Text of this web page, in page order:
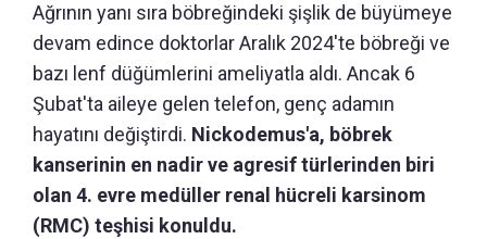
Ağrının yanı sıra böbreğindeki şişlik de büyümeye
devam edince doktorlar Aralık 2024'te böbreği ve
bazı lenf düğümlerini ameliyatla aldı. Ancak 6
Şubat'ta aileye gelen telefon, genç adamın
hayatını değiştirdi. Nickodemus'a, böbrek
kanserinin en nadir ve agresif türlerinden biri
olan 4. evre medüller renal hücreli karsinom
(RMC) teşhisi konuldu.